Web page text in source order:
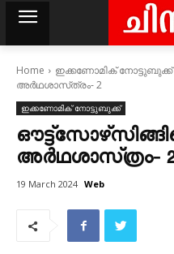
Home ഇക്കണോമിക് നോട്ടുബുക്ക്
അർഥശാസ്‌ത്രം‐ 2
ഇക്കണോമിക് നോട്ടുബുക്ക്
അർഥശാസ്‌ത്രം‐ 2
19 March 2024 Web